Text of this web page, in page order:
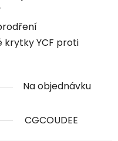
krytky YCF proti
Na objednávku
CGCOUDEE